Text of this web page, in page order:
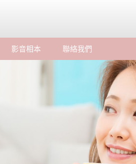
影音相本 聯絡我們